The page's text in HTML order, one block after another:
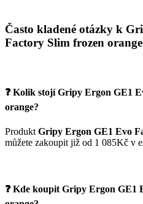
Často kladené otázky k
Factory Slim frozen orange
❓ Kolik stojí Gripy Ergon GE1
orange?
Produkt Gripy Ergon GE1 Evo
můžete zakoupit již od 1 085Kč v
❓ Kde koupit Gripy Ergon GE1